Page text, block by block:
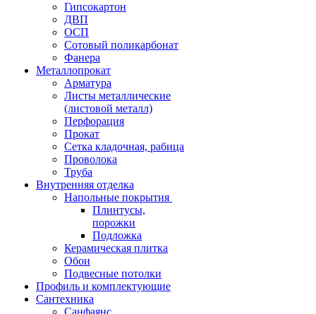
Гипсокартон
ДВП
ОСП
Сотовый поликарбонат
Фанера
Металлопрокат
Арматура
Листы металлические
(листовой металл)
Перфорация
Прокат
Сетка кладочная, рабица
Проволока
Труба
Внутренняя отделка
Напольные покрытия
Плинтусы,
порожки
Подложка
Керамическая плитка
Обои
Подвесные потолки
Профиль и комплектующие
Сантехника
Санфаянс